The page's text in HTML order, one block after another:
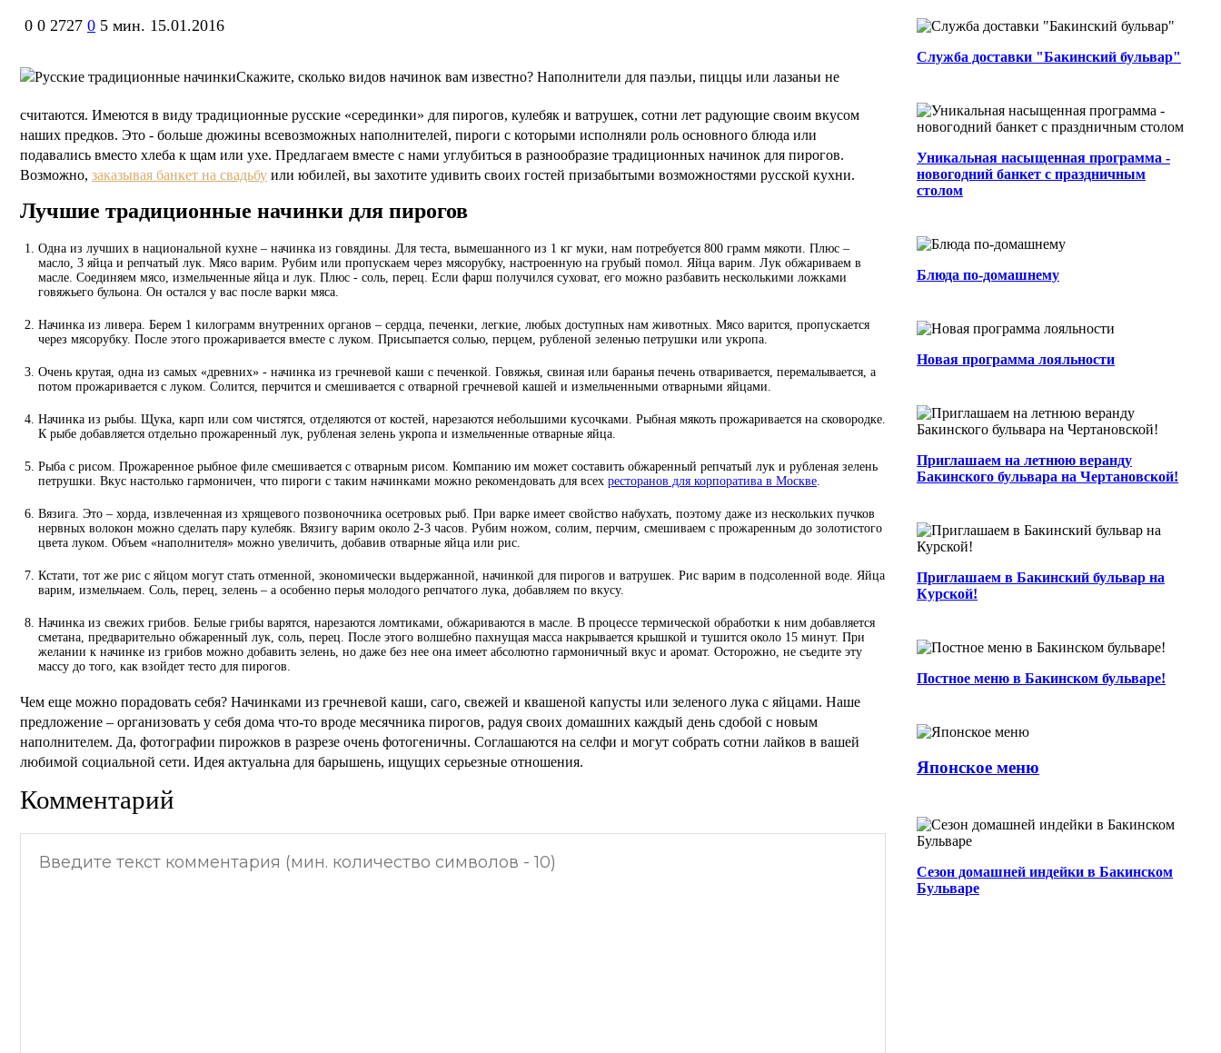
0 0 2727 0 5 мин. 15.01.2016
Скажите, сколько видов начинок вам известно? Наполнители для паэльи, пиццы или лазаньи не
считаются. Имеются в виду традиционные русские «серединки» для пирогов, кулебяк и ватрушек, сотни лет радующие своим вкусом
наших предков. Это - больше дюжины всевозможных наполнителей, пироги с которыми исполняли роль основного блюда или
подавались вместо хлеба к щам или ухе. Предлагаем вместе с нами углубиться в разнообразие традиционных начинок для пирогов.
Возможно, заказывая банкет на свадьбу или юбилей, вы захотите удивить своих гостей призабытыми возможностями русской кухни.
Лучшие традиционные начинки для пирогов
Одна из лучших в национальной кухне – начинка из говядины. Для теста, вымешанного из 1 кг муки, нам потребуется 800 грамм мякоти. Плюс –
масло, 3 яйца и репчатый лук. Мясо варим. Рубим или пропускаем через мясорубку, настроенную на грубый помол. Яйца варим. Лук обжариваем в
масле. Соединяем мясо, измельченные яйца и лук. Плюс - соль, перец. Если фарш получился суховат, его можно разбавить несколькими ложками
говяжьего бульона. Он остался у вас после варки мяса.
Начинка из ливера. Берем 1 килограмм внутренних органов – сердца, печенки, легкие, любых доступных нам животных. Мясо варится, пропускается
через мясорубку. После этого прожаривается вместе с луком. Присыпается солью, перцем, рубленой зеленью петрушки или укропа.
Очень крутая, одна из самых «древних» - начинка из гречневой каши с печенкой. Говяжья, свиная или баранья печень отваривается, перемалывается, а
потом прожаривается с луком. Солится, перчится и смешивается с отварной гречневой кашей и измельченными отварными яйцами.
Начинка из рыбы. Щука, карп или сом чистятся, отделяются от костей, нарезаются небольшими кусочками. Рыбная мякоть прожаривается на сковородке.
К рыбе добавляется отдельно прожаренный лук, рубленая зелень укропа и измельченные отварные яйца.
Рыба с рисом. Прожаренное рыбное филе смешивается с отварным рисом. Компанию им может составить обжаренный репчатый лук и рубленая зелень
петрушки. Вкус настолько гармоничен, что пироги с таким начинками можно рекомендовать для всех ресторанов для корпоратива в Москве.
Вязига. Это – хорда, извлеченная из хрящевого позвоночника осетровых рыб. При варке имеет свойство набухать, поэтому даже из нескольких пучков
нервных волокон можно сделать пару кулебяк. Вязигу варим около 2-3 часов. Рубим ножом, солим, перчим, смешиваем с прожаренным до золотистого
цвета луком. Объем «наполнителя» можно увеличить, добавив отварные яйца или рис.
Кстати, тот же рис с яйцом могут стать отменной, экономически выдержанной, начинкой для пирогов и ватрушек. Рис варим в подсоленной воде. Яйца
варим, измельчаем. Соль, перец, зелень – а особенно перья молодого репчатого лука, добавляем по вкусу.
Начинка из свежих грибов. Белые грибы варятся, нарезаются ломтиками, обжариваются в масле. В процессе термической обработки к ним добавляется
сметана, предварительно обжаренный лук, соль, перец. После этого волшебно пахнущая масса накрывается крышкой и тушится около 15 минут. При
желании к начинке из грибов можно добавить зелень, но даже без нее она имеет абсолютно гармоничный вкус и аромат. Осторожно, не съедите эту
массу до того, как взойдет тесто для пирогов.
Чем еще можно порадовать себя? Начинками из гречневой каши, саго, свежей и квашеной капусты или зеленого лука с яйцами. Наше
предложение – организовать у себя дома что-то вроде месячника пирогов, радуя своих домашних каждый день сдобой с новым
наполнителем. Да, фотографии пирожков в разрезе очень фотогеничны. Соглашаются на селфи и могут собрать сотни лайков в вашей
любимой социальной сети. Идея актуальна для барышень, ищущих серьезные отношения.
Комментарий
Служба доставки "Бакинский бульвар"
Дорогие гости, сеть ресторанов
провести новогоднюю...
Уникальная насыщенная программа -
новогодний банкет с праздничным
столом
По-домашнему приготовленные блюда
Блюда по-домашнему
Новая программа лояльности
Приглашаем на летнюю веранду
Бакинского бульвара на Чертановской!
Приглашаем на летнюю веранду
Бакинского бульвара на Чертановской!
Ресторан на Курской открывает свои
двери!...
Приглашаем в Бакинский бульвар на
Курской!
Постное меню в Бакинском бульваре!
Постное меню в Бакинском бульваре!
Встречайте! Японское меню!...
Японское меню
Сезон домашней индейки в Бакинском
Бульваре...
Сезон домашней индейки в Бакинском
Бульваре